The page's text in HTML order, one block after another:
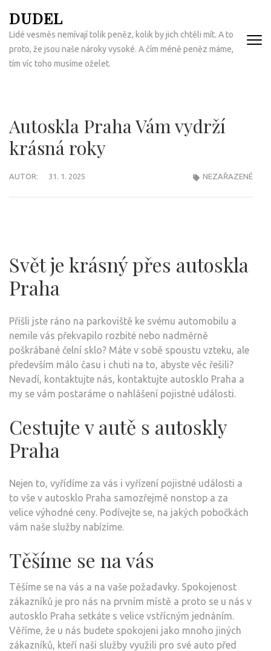
na
obsah
(Enter)
DUDEL
Lidé vesměs nemívají tolik peněz, kolik by jich chtěli mít. A to
proto, že jsou naše nároky vysoké. A čím méně peněz máme,
tím víc toho musíme oželet.
Autoskla Praha Vám vydrží
krásná roky
AUTOR: 31. 1. 2025 NEZAŘAZENÉ
Svět je krásný přes autoskla
Praha
Přišli jste ráno na parkoviště ke svému automobilu a
nemile vás překvapilo rozbité nebo nadměrně
poškrábané čelní sklo? Máte v sobě spoustu vzteku, ale
především málo času i chuti na to, abyste věc řešili?
Nevadí, kontaktujte nás, kontaktujte autosklo Praha a
my se vám postaráme o nahlášení pojistné události.
Cestujte v autě s autoskly
Praha
Nejen to, vyřídíme za vás i vyřízení pojistné události a
to vše v autosklo Praha samozřejmě nonstop a za
velice výhodné ceny. Podívejte se, na jakých pobočkách
vám naše služby nabízíme.
Těšíme se na vás
Těšíme se na vás a na vaše požadavky. Spokojenost
zákazníků je pro nás na prvním místě a proto se u nás v
autosklo Praha setkáte s velice vstřícným jednáním.
Věříme, že u nás budete spokojeni jako mnoho jiných
zákazníků, kteří naši služby využili pro své auto před